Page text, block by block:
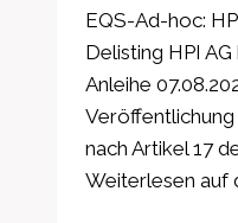
zur
zur
EQS-Ad-hoc:
Delisting HPI
Anleihe
nach Artikel 17
Weiterlesen auf